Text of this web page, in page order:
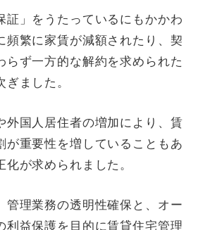
証」をうたっているにもかかわ
頻繁に家賃が減額されたり、契
らず一方的な解約を求められた
ました。
外国人居住者の増加により、賃
が重要性を増していることもあ
化が求められました。
管理業務の透明性確保と、オー
利益保護を目的に賃貸住宅管理